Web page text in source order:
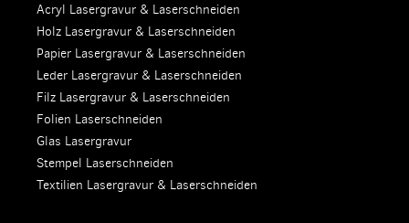
Acryl Lasergravur & Laserschneiden
Holz Lasergravur & Laserschneiden
Papier Lasergravur & Laserschneiden
Leder Lasergravur & Laserschneiden
Filz Lasergravur & Laserschneiden
Folien Laserschneiden
Glas Lasergravur
Stempel Laserschneiden
Textilien Lasergravur & Laserschneiden